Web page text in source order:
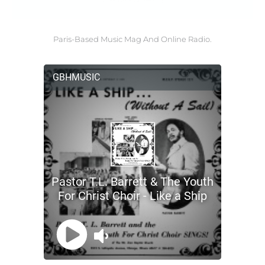
Paris-Based Music Mag And Online Radio.